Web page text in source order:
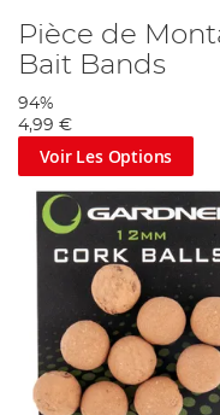
Pièce de
Bait Bands
94%
4,99 €
Voir Les Options